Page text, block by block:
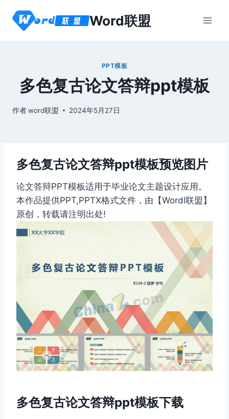
Word联盟
PPT模板
多色复古论文答辩ppt模板
作者word联盟 2024年5月27日
多色复古论文答辩ppt模板预览图片
论文答辩PPT模板适用于毕业论文主题设计应用。
本作品提供PPT,PPTX格式文件，由【Wordl联盟】
原创，转载请注明出处!
多色复古论文答辩ppt模板下载